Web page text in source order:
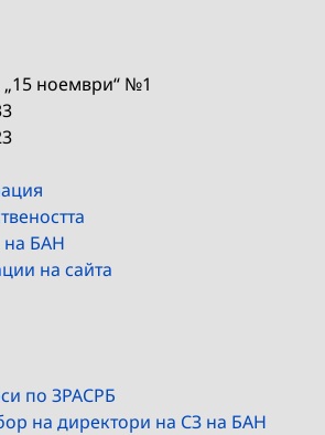
ноември“ №1
на БАН
на сайта
по ЗРАСРБ
на директори на СЗ на БАН